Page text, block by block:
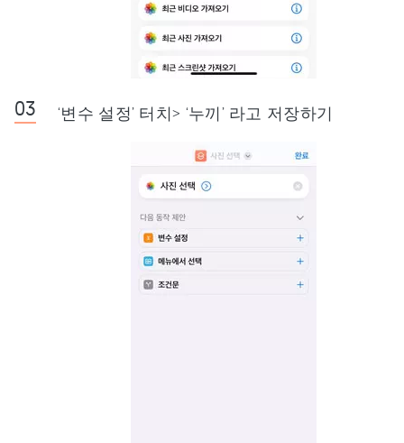
‘변수 설정’ 터치> ‘누끼’ 라고 저장하기